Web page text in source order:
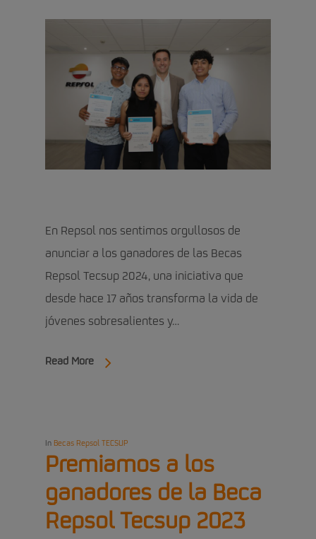
En Repsol nos sentimos orgullosos de
anunciar a los ganadores de las Becas
Repsol Tecsup 2024, una iniciativa que
desde hace 17 años transforma la vida de
jóvenes sobresalientes y…
Read More
In Becas Repsol TECSUP
Premiamos a los
ganadores de la Beca
Repsol Tecsup 2023